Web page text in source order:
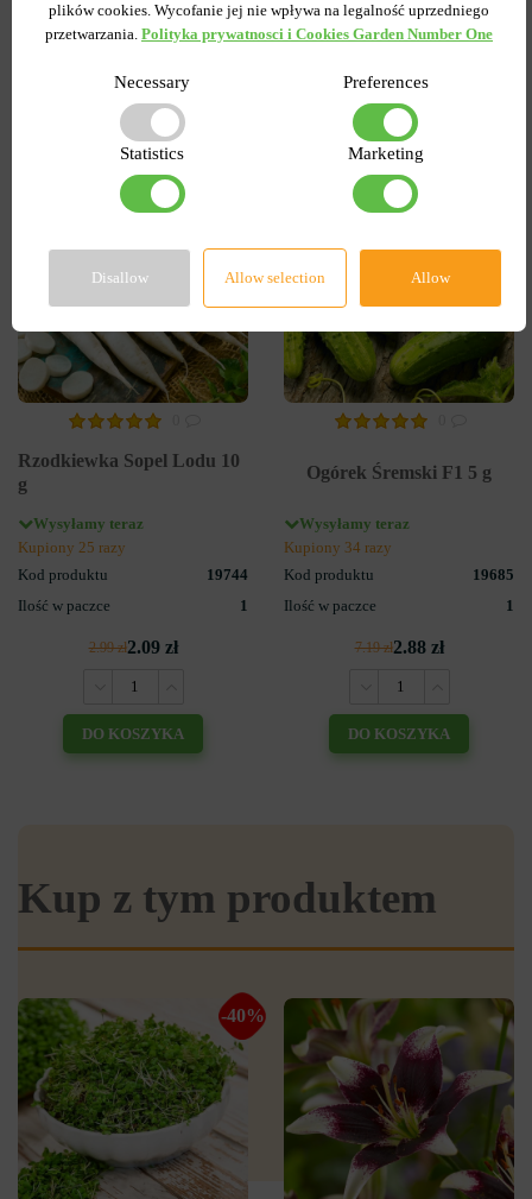
9.99 zł5.00 zł
DO KOSZYKA
4.99 zł2.99 zł
DO KOSZYKA
Rzodkiewka Sopel Lodu 10
g
Wysyłamy teraz
Kupiony 25 razy
Kod produktu
19744
Ilość w paczce
1
2.99 zł2.09 zł
DO KOSZYKA
Ogórek Śremski F1 5 g
Wysyłamy teraz
Kupiony 34 razy
Kod produktu
19685
Ilość w paczce
1
7.19 zł2.88 zł
DO KOSZYKA
Kup z tym produktem
-40%
plików cookies. Wycofanie jej nie wpływa na legalność uprzedniego
przetwarzania. Polityka prywatnosci i Cookies Garden Number One
Necessary Preferences
Statistics Marketing
Disallow Allow selection Allow